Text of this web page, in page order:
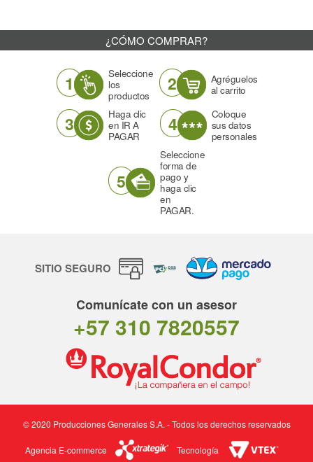
¿CÓMO COMPRAR?
1
Seleccione
los
productos
2
Agréguelos
al carrito
3
Haga clic
en IR A
PAGAR
4
Coloque
sus datos
personales
5
Seleccione
forma de
pago y
haga clic
en
PAGAR.
SITIO SEGURO
Comunícate con un asesor
+57 310 7820557
© 2020 Producciones Generales S.A. - Todos los derechos reservados
Agencia E-commerce Tecnología